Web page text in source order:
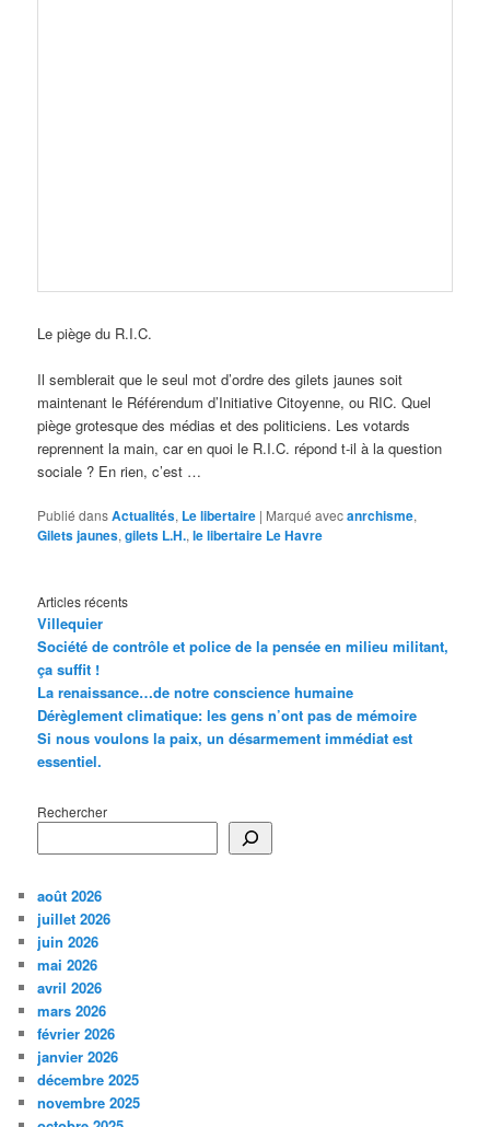
Le piège du R.I.C.
Il semblerait que le seul mot d’ordre des gilets jaunes soit
maintenant le Référendum d’Initiative Citoyenne, ou RIC. Quel
piège grotesque des médias et des politiciens. Les votards
reprennent la main, car en quoi le R.I.C. répond t-il à la question
sociale ? En rien, c’est …
Publié dansActualités, Le libertaire | Marqué avecanrchisme,
Gilets jaunes,gilets L.H.,le libertaire Le Havre
Articles récents
Villequier
Société de contrôle et police de la pensée en milieu militant,
ça suffit !
La renaissance…de notre conscience humaine
Dérèglement climatique: les gens n’ont pas de mémoire
Si nous voulons la paix, un désarmement immédiat est
essentiel.
Rechercher
août 2026
juillet 2026
juin 2026
mai 2026
avril 2026
mars 2026
février 2026
janvier 2026
décembre 2025
novembre 2025